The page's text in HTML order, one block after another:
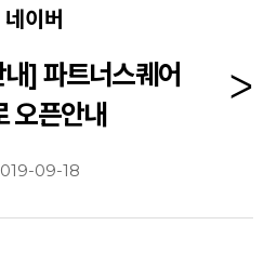
네이버
] 파트너스퀘어
오픈안내
09-18